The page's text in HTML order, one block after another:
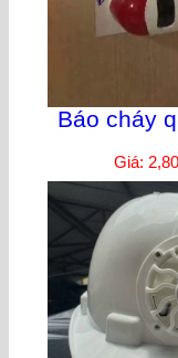
Báo cháy
Giá: